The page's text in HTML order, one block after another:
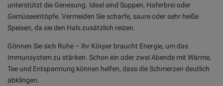
unterstützt die Genesung. Ideal sind Suppen, Haferbrei oder
Gemüseeintöpfe. Vermeiden Sie scharfe, saure oder sehr heiße
Speisen, da sie den Hals zusätzlich reizen.
Gönnen Sie sich Ruhe – Ihr Körper braucht Energie, um das
Immunsystem zu stärken. Schon ein oder zwei Abende mit Wärme,
Tee und Entspannung können helfen, dass die Schmerzen deutlich
abklingen.